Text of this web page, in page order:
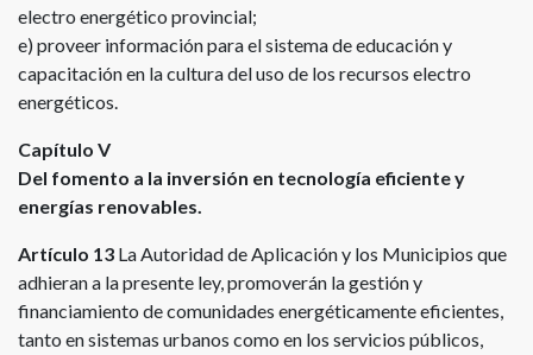
electro energético provincial;
e) proveer información para el sistema de educación y
capacitación en la cultura del uso de los recursos electro
energéticos.
Capítulo V
Del fomento a la inversión en tecnología eficiente y
energías renovables.
Artículo 13 La Autoridad de Aplicación y los Municipios que
adhieran a la presente ley, promoverán la gestión y
financiamiento de comunidades energéticamente eficientes,
tanto en sistemas urbanos como en los servicios públicos,